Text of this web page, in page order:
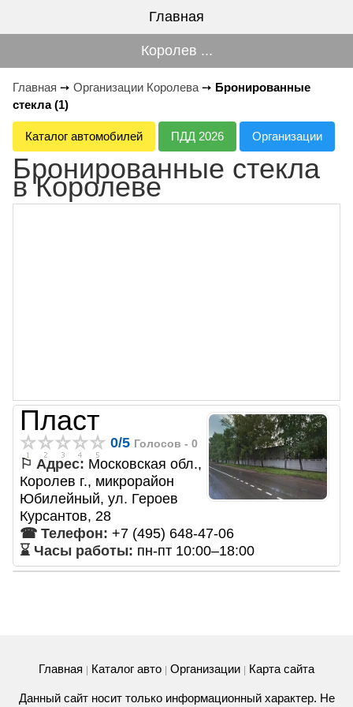
Главная
Королев ...
Главная ➙ Организации Королева ➙ Бронированные
стекла (1)
Каталог автомобилей ПДД 2026 Организации
Бронированные стекла
в Королеве
Пласт
0/5 Голосов - 0
⚐ Адрес: Московская обл.,
Королев г., микрорайон
Юбилейный, ул. Героев
Курсантов, 28
☎ Телефон: +7 (495) 648-47-06
⌛ Часы работы: пн-пт 10:00–18:00
Главная Каталог авто Организации Карта сайта
Данный сайт носит только информационный характер. Не